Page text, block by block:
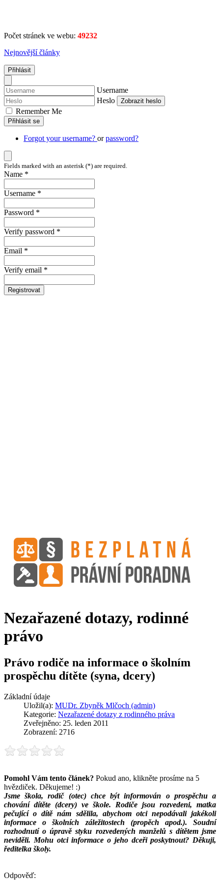
Počet stránek ve webu: 49232
Nejnovější články
Přihlásit
Username
Heslo
Zobrazit heslo
Remember Me
Přihlásit se
Forgot your username? orpassword?
Fields marked with an asterisk (*) are required.
Name *
Username *
Password *
Verify password *
Email *
Verify email *
Registrovat
Nezařazené dotazy, rodinné
právo
Právo rodiče na informace o školním
prospěchu dítěte (syna, dcery)
Základní údaje
Uložil(a): MUDr. Zbyněk Mlčoch (admin)
Kategorie: Nezařazené dotazy z rodinného práva
Zveřejněno: 25. leden 2011
Zobrazení: 2716
Pomohl Vám tento článek? Pokud ano, klikněte prosíme na 5
hvězdiček. Děkujeme! :)
Jsme škola, rodič (otec) chce být informován o prospěchu a
chování dítěte (dcery) ve škole. Rodiče jsou rozvedeni, matka
pečující o dítě nám sdělila, abychom otci nepodávali jakékoli
informace o školních záležitostech (propěch apod.). Soudní
rozhodnutí o úpravě styku rozvedených manželů s dítětem jsme
neviděli. Mohu otci informace o jeho dceři poskytnout? Děkuji,
ředitelka školy.
Odpověď: